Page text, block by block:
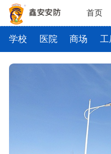
首页
学校 医院 商场 工